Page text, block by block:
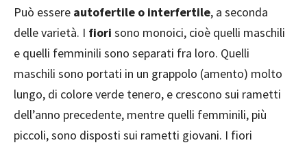
Può essere autofertile o interfertile, a seconda
delle varietà. I fiori sono monoici, cioè quelli maschili
e quelli femminili sono separati fra loro. Quelli
maschili sono portati in un grappolo (amento) molto
lungo, di colore verde tenero, e crescono sui rametti
dell’anno precedente, mentre quelli femminili, più
piccoli, sono disposti sui rametti giovani. I fiori